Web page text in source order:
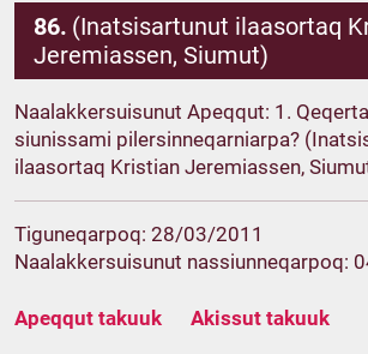
86. (Inatsisartunut ilaasortaq
Jeremiassen, Siumut)
Naalakkersuisunut Apeqqut: 1.
siunissami pilersinneqarniarpa?
ilaasortaq Kristian Jeremiassen,
Tiguneqarpoq: 28/03/2011
Naalakkersuisunut nassiunneqarpoq:
Apeqqut takuuk Akissut takuuk